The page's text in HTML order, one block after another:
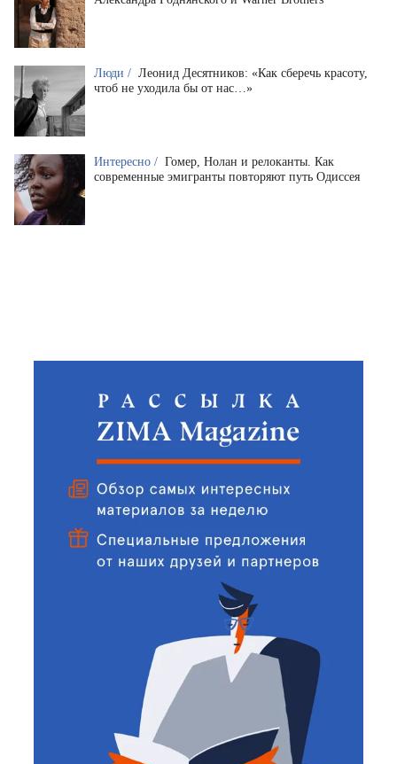
Люди / Леонид Десятников: «Как сберечь красоту,
чтоб не уходила бы от нас…»
Интересно / Гомер, Нолан и релоканты. Как
современные эмигранты повторяют путь Одиссея